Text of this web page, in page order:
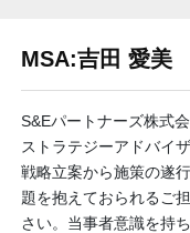
MSA:吉田 愛美
S&Eパートナーズ株式
ストラテジーアドバイ
戦略立案から施策の遂
題を抱えておられるご
さい。当事者意識を持